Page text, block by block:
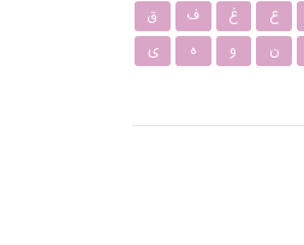
ع غ ف
ق
ن و ه ی